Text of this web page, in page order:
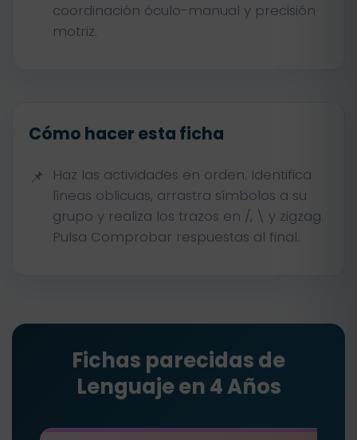
coordinación óculo-manual y precisión
motriz.
Cómo hacer esta ficha
Haz las actividades en orden. Identifica
líneas oblicuas, arrastra símbolos a su
grupo y realiza los trazos en /, \ y zigzag.
Pulsa Comprobar respuestas al final.
Fichas parecidas de
Lenguaje en 4 Años